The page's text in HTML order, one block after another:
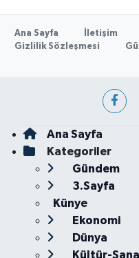
Ana Sayfa İletişim
Gizlilik Sözleşmesi
Ana Sayfa
Kategoriler
Gündem
3.Sayfa
Künye
Ekonomi
Dünya
Kültür-